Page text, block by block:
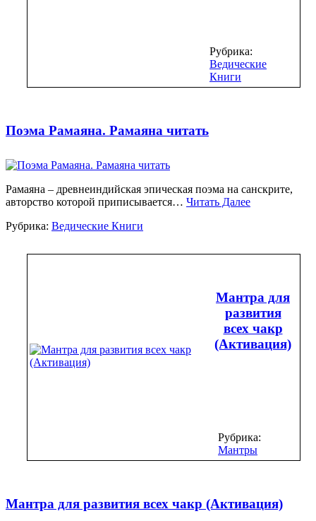
Рубрика:
Ведические
Книги
Поэма Рамаяна. Рамаяна читать
Рамаяна – древнеиндийская эпическая поэма на санскрите,
авторство которой приписывается… Читать Далее
Рубрика: Ведические Книги
Мантра для
развития
всех чакр
(Активация)
Рубрика:
Мантры
Мантра для развития всех чакр (Активация)